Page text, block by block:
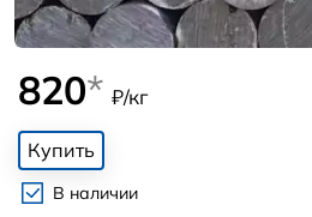
820* ₽/кг
Купить
В наличии